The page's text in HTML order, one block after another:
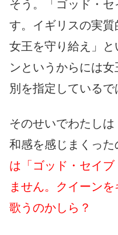
そう。「ゴッド・
す。イギリスの実質
女王を守り給え」
ンというからには
別を指定しているで
そのせいでわたし
和感を感じまくった
は「ゴッド・セイブ
ません。クイーン
歌うのかしら？